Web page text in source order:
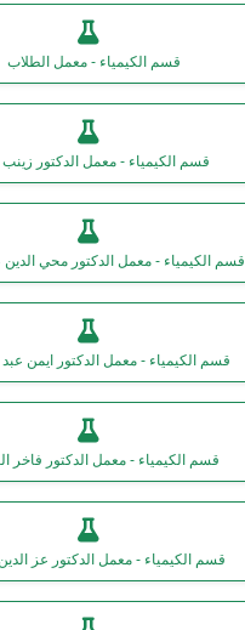
قسم الكيمياء - معمل الطلاب
قسم الكيمياء - معمل الدكتور زينب
قسم الكيمياء - معمل الدكتور محي الدين
قسم الكيمياء - معمل الدكتور ايمن
قسم الكيمياء - معمل الدكتور فاخر
قسم الكيمياء - معمل الدكتور عز